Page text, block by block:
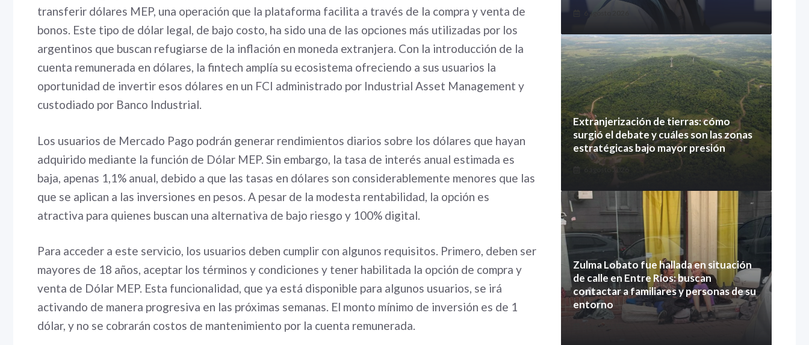
transferir dólares MEP, una operación que la plataforma facilita a través de la compra y venta de
bonos. Este tipo de dólar legal, de bajo costo, ha sido una de las opciones más utilizadas por los
argentinos que buscan refugiarse de la inflación en moneda extranjera. Con la introducción de la
cuenta remunerada en dólares, la fintech amplía su ecosistema ofreciendo a sus usuarios la
oportunidad de invertir esos dólares en un FCI administrado por Industrial Asset Management y
custodiado por Banco Industrial.
Los usuarios de Mercado Pago podrán generar rendimientos diarios sobre los dólares que hayan
adquirido mediante la función de Dólar MEP. Sin embargo, la tasa de interés anual estimada es
baja, apenas 1,1% anual, debido a que las tasas en dólares son considerablemente menores que las
que se aplican a las inversiones en pesos. A pesar de la modesta rentabilidad, la opción es
atractiva para quienes buscan una alternativa de bajo riesgo y 100% digital.
Para acceder a este servicio, los usuarios deben cumplir con algunos requisitos. Primero, deben ser
mayores de 18 años, aceptar los términos y condiciones y tener habilitada la opción de compra y
venta de Dólar MEP. Esta funcionalidad, que ya está disponible para algunos usuarios, se irá
activando de manera progresiva en las próximas semanas. El monto mínimo de inversión es de 1
dólar, y no se cobrarán costos de mantenimiento por la cuenta remunerada.
6 agosto 2026
Extranjerización de tierras: cómo
surgió el debate y cuáles son las zonas
estratégicas bajo mayor presión
6 agosto 2026
Zulma Lobato fue hallada en situación
de calle en Entre Ríos: buscan
contactar a familiares y personas de su
entorno
6 agosto 2026